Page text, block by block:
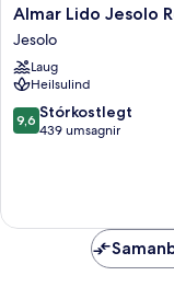
Almar
Lido
Jesolo
Resort
&
Spa
Jesolo
Almar Lido Jesolo
Jesolo
Laug
Heilsulind
9.6
af
9,6 Stórkostlegt
439 umsagnir